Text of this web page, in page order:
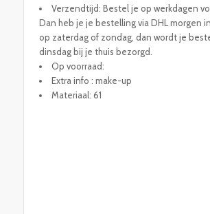
Verzendtijd: Bestel je op werkdagen
Dan heb je je bestelling via DHL morgen
op zaterdag of zondag, dan wordt je
dinsdag bij je thuis bezorgd.
Op voorraad:
Extra info : make-up
Materiaal: 61